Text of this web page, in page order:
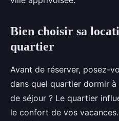
Bien choisir sa
quartier
Avant de réserver, posez-
dans quel quartier dormir
de séjour ? Le quartier
le confort de vos